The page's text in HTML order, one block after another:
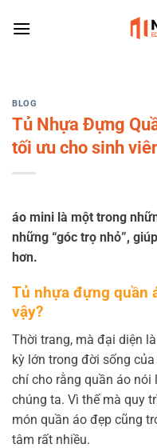
BLOG
Tủ Nhựa Đựng
tối ưu cho sinh
áo mini là một trong
những “góc trọ nhỏ”,
hơn.
Tủ nhựa đựng quần
vậy?
Thời trang, mà đại diện
kỳ lớn trong đời sống
chí cho rằng quần áo nói
chúng ta. Vì thế mà quy
món quần áo đẹp cũng
tâm rất nhiều.